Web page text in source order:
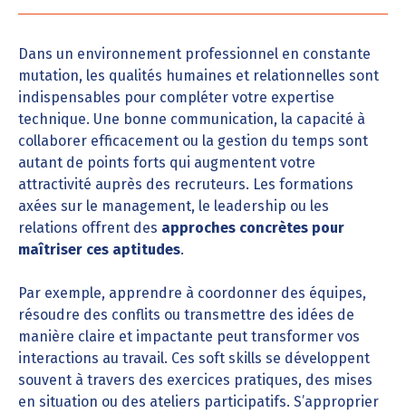
Dans un environnement professionnel en constante
mutation, les qualités humaines et relationnelles sont
indispensables pour compléter votre expertise
technique. Une bonne communication, la capacité à
collaborer efficacement ou la gestion du temps sont
autant de points forts qui augmentent votre
attractivité auprès des recruteurs. Les formations
axées sur le management, le leadership ou les
relations offrent des approches concrètes pour
maîtriser ces aptitudes.
Par exemple, apprendre à coordonner des équipes,
résoudre des conflits ou transmettre des idées de
manière claire et impactante peut transformer vos
interactions au travail. Ces soft skills se développent
souvent à travers des exercices pratiques, des mises
en situation ou des ateliers participatifs. S’approprier